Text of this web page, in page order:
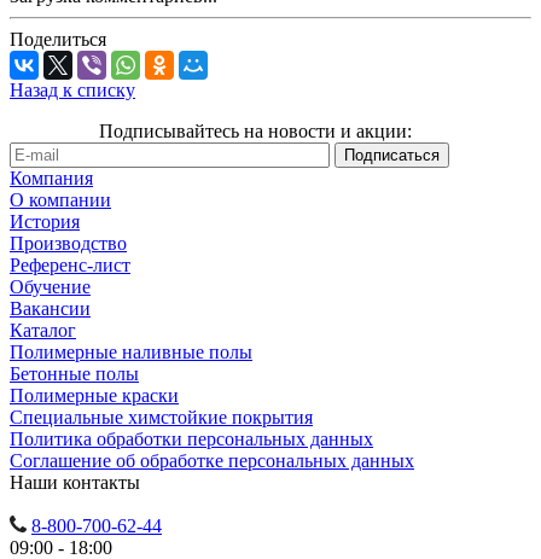
Поделиться
Назад к списку
Подписывайтесь на новости и акции:
Компания
О компании
История
Производство
Референс-лист
Обучение
Вакансии
Каталог
Полимерные наливные полы
Бетонные полы
Полимерные краски
Специальные химстойкие покрытия
Политика обработки персональных данных
Cоглашение об обработке персональных данных
Наши контакты
8-800-700-62-44
09:00 - 18:00